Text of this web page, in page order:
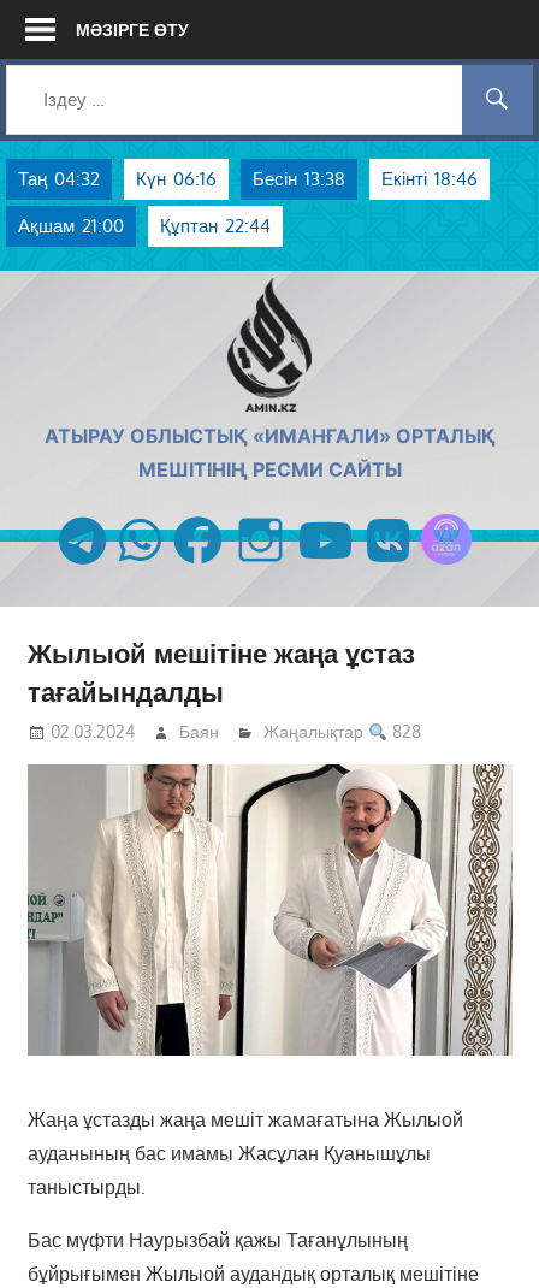
Skip
МӘЗІРГЕ ӨТУ
Таң 04:32 Күн 06:16 Бесін 13:38 Екінті 18:46
Ақшам 21:00 Құптан 22:44
АТЫРАУ ОБЛЫСТЫҚ «ИМАНҒАЛИ» ОРТАЛЫҚ
МЕШІТІНІҢ РЕСМИ САЙТЫ
telegramwhatsappfacebookinstagramyoutubevk
Жылыой мешітіне жаңа ұстаз
тағайындалды
02.03.2024 Баян Жаңалықтар 828
Жаңа ұстазды жаңа мешіт жамағатына Жылыой
ауданының бас имамы Жасұлан Қуанышұлы
таныстырды.
Бас мүфти Наурызбай қажы Тағанұлының
бұйрығымен Жылыой аудандық орталық мешітіне